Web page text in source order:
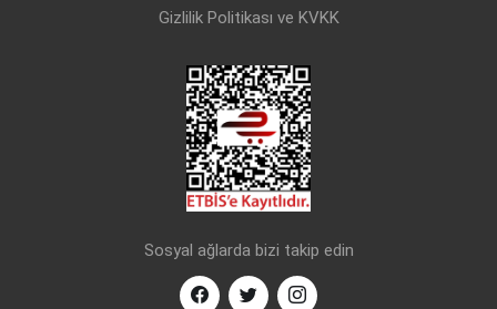
Gizlilik Politikası ve KVKK
Sosyal ağlarda bizi takip edin